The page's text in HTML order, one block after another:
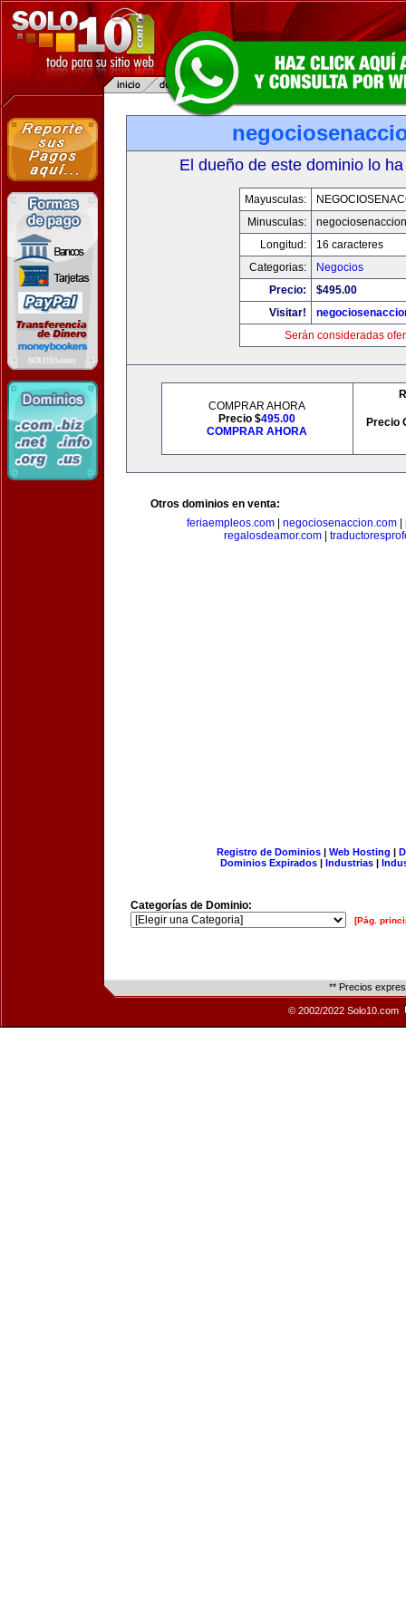
El dueño de este dominio lo
Mayusculas:
Minusculas:
Longitud:
16 caracteres
Categorias:
Negocios
Precio:
$495.00
Visitar!
Serán consideradas
COMPRAR AHORA
Precio $495.00
COMPRAR AHORA
Precio
Otros dominios en venta:
feriaempleos.com
negociosenaccion.com
regalosdeamor.com
Registro de Dominios| Web Hosting |
Dominios Expirados | Industrias |
Categorías de Dominio:
[Pág.
** Precios
© 2002/2022 Solo10.com